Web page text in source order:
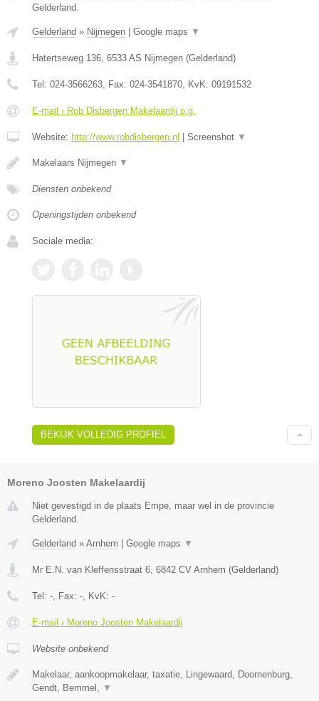
Gelderland.
Gelderland » Nijmegen | Google maps ▼
Hatertseweg 136 6533 AS Nijmegen (Gelderland)
Tel: 024-3566263 , Fax: 024-3541870 , KvK: 09191532
E-mail › Rob Disbergen Makelaardij o.g.
Website: http://www.robdisbergen.nl | Screenshot ▼
Makelaars Nijmegen ▼
Diensten onbekend
Openingstijden onbekend
Sociale media:
BEKIJK VOLLEDIG PROFIEL
Moreno Joosten Makelaardij
Niet gevestigd in de plaats Empe, maar wel in de provincie
Gelderland.
Gelderland » Arnhem Google maps ▼
Mr E.N. van Kleffensstraat 6, 6842 CV Arnhem (Gelderland)
Tel: -, Fax: -, KvK: -
E-mail › Moreno Joosten Makelaardij
Website onbekend
Makelaar, aankoopmakelaar, taxatie, Lingewaard, Doornenburg,
Gendt, Bemmel, ▼